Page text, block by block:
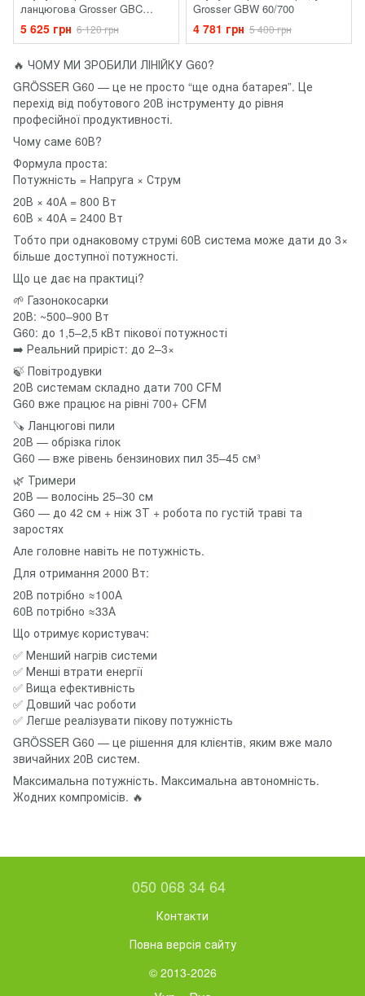
ланцюгова Grosser GBC
60/400
5 625 грн 6 120 грн
Grosser GBW 60/700
4 781 грн 5 400 грн
🔥 ЧОМУ МИ ЗРОБИЛИ ЛІНІЙКУ G60?
GRÖSSER G60 — це не просто “ще одна батарея”. Це
перехід від побутового 20В інструменту до рівня
професійної продуктивності.
Чому саме 60В?
Формула проста:
Потужність = Напруга × Струм
20В × 40А = 800 Вт
60В × 40А = 2400 Вт
Тобто при однаковому струмі 60В система може дати до 3×
більше доступної потужності.
Що це дає на практиці?
🌱 Газонокосарки
20В: ~500–900 Вт
G60: до 1,5–2,5 кВт пікової потужності
➡️ Реальний приріст: до 2–3×
🍃 Повітродувки
20В системам складно дати 700 CFM
G60 вже працює на рівні 700+ CFM
🪚 Ланцюгові пили
20В — обрізка гілок
G60 — вже рівень бензинових пил 35–45 см³
🌿 Тримери
20В — волосінь 25–30 см
G60 — до 42 см + ніж 3Т + робота по густій траві та
заростях
Але головне навіть не потужність.
Для отримання 2000 Вт:
20В потрібно ≈100А
60В потрібно ≈33А
Що отримує користувач:
✅ Менший нагрів системи
✅ Менші втрати енергії
✅ Вища ефективність
✅ Довший час роботи
✅ Легше реалізувати пікову потужність
GRÖSSER G60 — це рішення для клієнтів, яким вже мало
звичайних 20В систем.
Максимальна потужність. Максимальна автономність.
Жодних компромісів. 🔥
050 068 34 64
Контакти
Повна версія сайту
© 2013-2026